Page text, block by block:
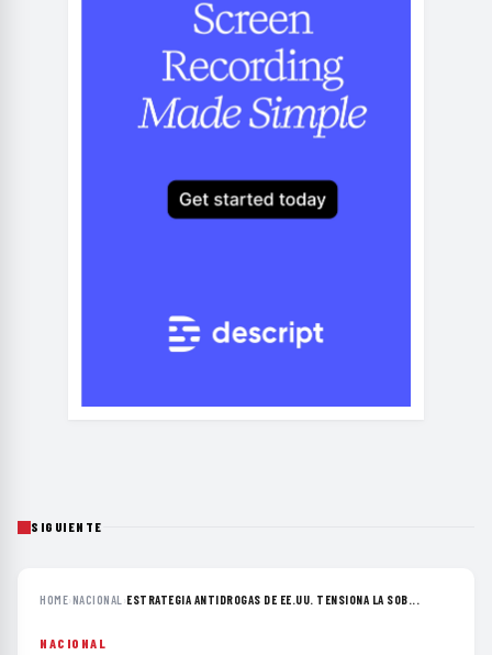
SIGUIENTE
HOME›NACIONAL ›ESTRATEGIA ANTIDROGAS DE EE.UU. TENSIONA LA SOB...
NACIONAL